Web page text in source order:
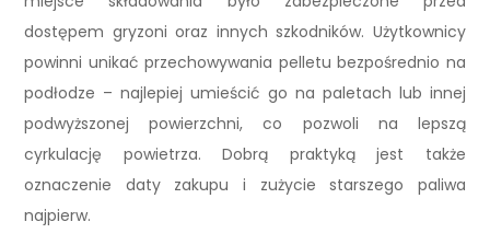
dostępem gryzoni oraz innych szkodników. Użytkownicy
powinni unikać przechowywania pelletu bezpośrednio na
podłodze – najlepiej umieścić go na paletach lub innej
podwyższonej powierzchni, co pozwoli na lepszą
cyrkulację powietrza. Dobrą praktyką jest także
oznaczenie daty zakupu i zużycie starszego paliwa
najpierw.